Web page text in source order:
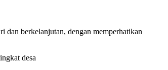
dan berkelanjutan, dengan memperhatikan
desa